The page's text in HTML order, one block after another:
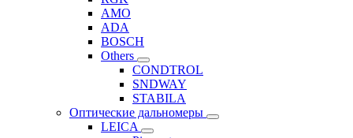
AMO
ADA
BOSCH
Others
CONDTROL
SNDWAY
STABILA
Оптические дальномеры
LEICA